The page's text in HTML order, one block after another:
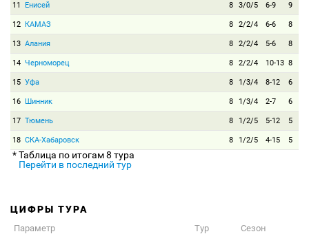
11 Енисей 8 3/0/5 6-9 9
12 КАМАЗ 8 2/2/4 6-6 8
13 Алания 8 2/2/4 5-6 8
14 Черноморец 8 2/2/4 10-13 8
15 Уфа 8 1/3/4 8-12 6
16 Шинник 8 1/3/4 2-7 6
17 Тюмень 8 1/2/5 5-12 5
18 СКА-Хабаровск 8 1/2/5 4-15 5
* Таблица по итогам 8 тура
Перейти в последний тур
ЦИФРЫ ТУРА
Параметр Тур
Сезон